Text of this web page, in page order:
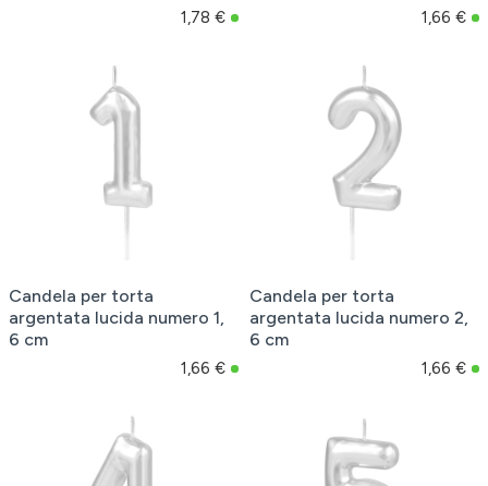
1,78 € 1,66 €
Candela per torta
argentata lucida numero 1,
6 cm
1,66 €
Candela per torta
argentata lucida numero 2,
6 cm
1,66 €